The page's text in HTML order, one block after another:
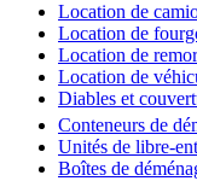
Location de
Location de
Location de
Location de
Diables et
Conteneurs de
Unités de libre-
Boîtes de